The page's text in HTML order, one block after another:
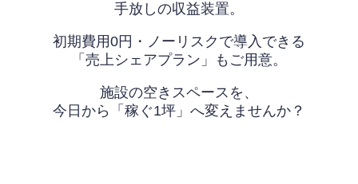
手放しの収益装置。
初期費用0円・ノーリスクで導入できる
「売上シェアプラン」もご用意。
施設の空きスペースを、
今日から「稼ぐ1坪」へ変えませんか？